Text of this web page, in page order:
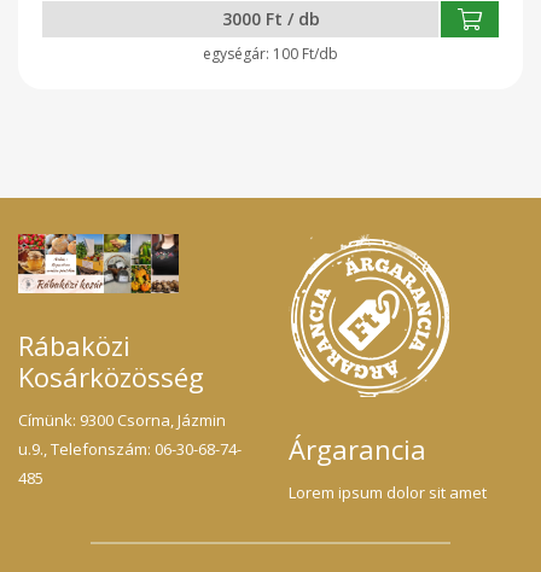
3000 Ft / db
100 Ft/db
Rábaközi
Kosárközösség
Címünk: 9300 Csorna, Jázmin
u.9., Telefonszám: 06-30-68-74-
485
Árgarancia
Lorem ipsum dolor sit amet